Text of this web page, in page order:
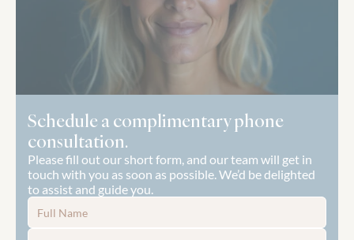
Schedule a complimentary phone
consultation.
Please fill out our short form, and our team will get in
touch with you as soon as possible. We’d be delighted
to assist and guide you.